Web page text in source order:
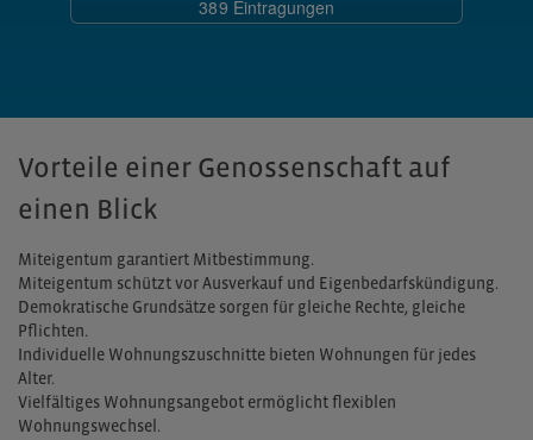
Vorteile einer Genossenschaft auf
einen Blick
Miteigentum garantiert Mitbestimmung.
Miteigentum schützt vor Ausverkauf und Eigenbedarfskündigung.
Demokratische Grundsätze sorgen für gleiche Rechte, gleiche
Pflichten.
Individuelle Wohnungszuschnitte bieten Wohnungen für jedes
Alter.
Vielfältiges Wohnungsangebot ermöglicht flexiblen
Wohnungswechsel.